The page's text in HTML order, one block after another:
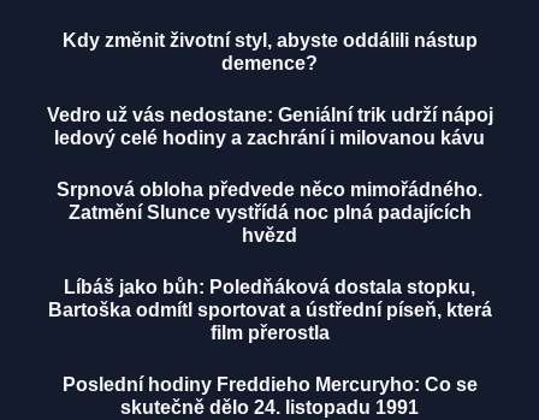
Kdy změnit životní styl, abyste oddálili nástup
demence?
Vedro už vás nedostane: Geniální trik udrží nápoj
ledový celé hodiny a zachrání i milovanou kávu
Srpnová obloha předvede něco mimořádného.
Zatmění Slunce vystřídá noc plná padajících
hvězd
Líbáš jako bůh: Poledňáková dostala stopku,
Bartoška odmítl sportovat a ústřední píseň, která
film přerostla
Poslední hodiny Freddieho Mercuryho: Co se
skutečně dělo 24. listopadu 1991